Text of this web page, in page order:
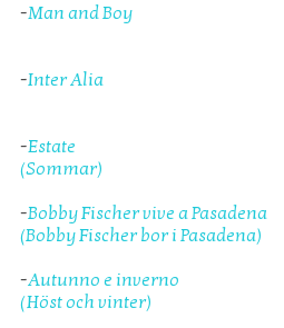
-Man and Boy
-Inter Alia
-Estate
(Sommar)
-Bobby Fischer vive a Pasadena
(Bobby Fischer bor i Pasadena)
-Autunno e inverno
(Höst och vinter)